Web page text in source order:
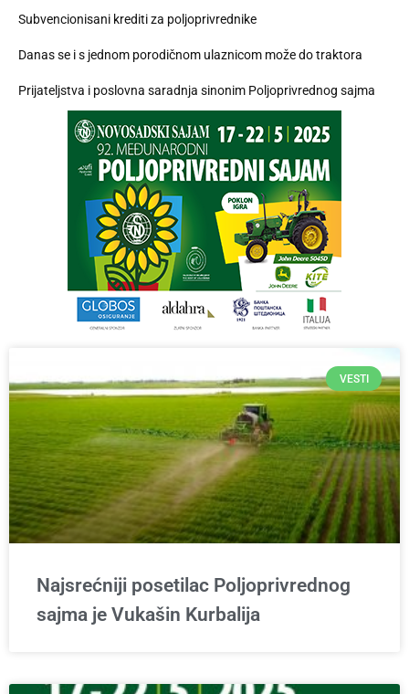
Subvencionisani krediti za poljoprivrednike
Danas se i s jednom porodičnom ulaznicom može do traktora
Prijateljstva i poslovna saradnja sinonim Poljoprivrednog sajma
VESTI
Najsrećniji posetilac Poljoprivrednog
sajma je Vukašin Kurbalija